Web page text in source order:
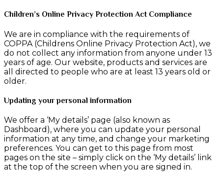
Children’s Online Privacy Protection Act Compliance
We are in compliance with the requirements of
COPPA (Childrens Online Privacy Protection Act), we
do not collect any information from anyone under 13
years of age. Our website, products and services are
all directed to people who are at least 13 years old or
older.
Updating your personal information
We offer a ‘My details’ page (also known as
Dashboard), where you can update your personal
information at any time, and change your marketing
preferences. You can get to this page from most
pages on the site – simply click on the ‘My details’ link
at the top of the screen when you are signed in.